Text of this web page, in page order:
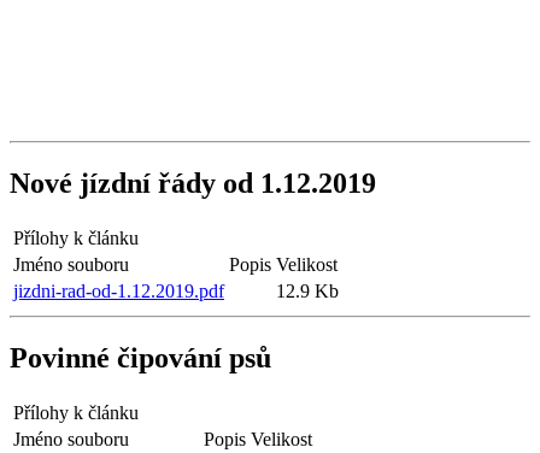
Nové jízdní řády od 1.12.2019
Přílohy k článku
Jméno souboru
Popis Velikost
jizdni-rad-od-1.12.2019.pdf
12.9 Kb
Povinné čipování psů
Přílohy k článku
Jméno souboru
Popis Velikost